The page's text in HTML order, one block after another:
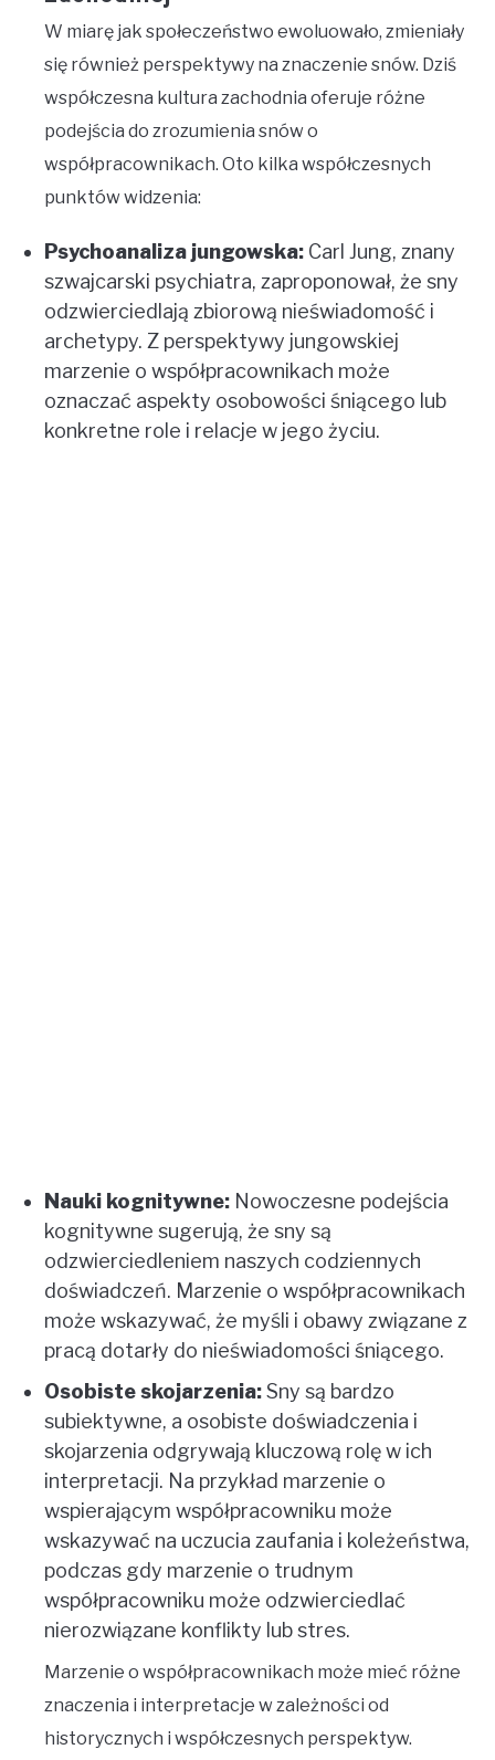
W miarę jak społeczeństwo ewoluowało, zmieniały
się również perspektywy na znaczenie snów. Dziś
współczesna kultura zachodnia oferuje różne
podejścia do zrozumienia snów o
współpracownikach. Oto kilka współczesnych
punktów widzenia:
Psychoanaliza jungowska: Carl Jung, znany
szwajcarski psychiatra, zaproponował, że sny
odzwierciedlają zbiorową nieświadomość i
archetypy. Z perspektywy jungowskiej
marzenie o współpracownikach może
oznaczać aspekty osobowości śniącego lub
konkretne role i relacje w jego życiu.
Nauki kognitywne: Nowoczesne podejścia
kognitywne sugerują, że sny są
odzwierciedleniem naszych codziennych
doświadczeń. Marzenie o współpracownikach
może wskazywać, że myśli i obawy związane z
pracą dotarły do nieświadomości śniącego.
Osobiste skojarzenia:Sny są bardzo
subiektywne, a osobiste doświadczenia i
skojarzenia odgrywają kluczową rolę w ich
interpretacji. Na przykład marzenie o
wspierającym współpracowniku może
wskazywać na uczucia zaufania i koleżeństwa,
podczas gdy marzenie o trudnym
współpracowniku może odzwierciedlać
nierozwiązane konflikty lub stres.
Marzenie o współpracownikach może mieć różne
znaczenia i interpretacje w zależności od
historycznych i współczesnych perspektyw.